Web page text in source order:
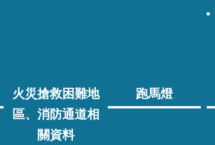
火災搶救困難地
區、消防通道相
關資料
跑馬燈